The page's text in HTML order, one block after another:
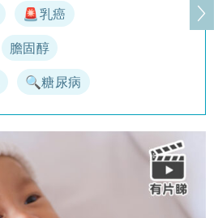
🚨乳癌
膽固醇
🔍糖尿病
下